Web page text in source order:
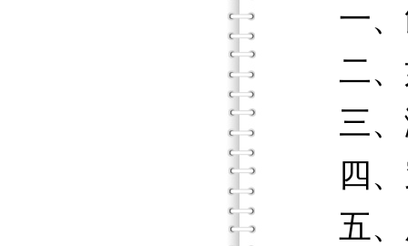
一、
二、
三、
四、
五、